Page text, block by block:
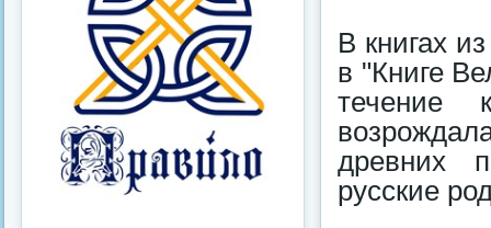
В книгах
в "Книге
течение
древних
русские